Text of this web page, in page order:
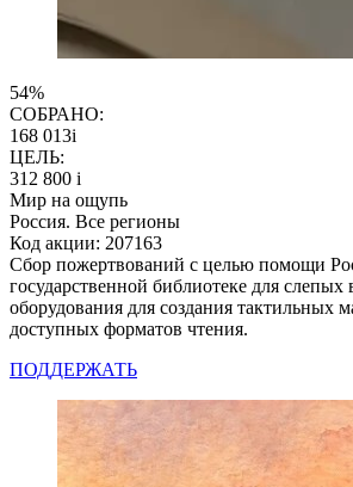
54%
СОБРАНО:
168 013i
ЦЕЛЬ:
312 800 i
Мир на ощупь
Россия. Все регионы
Код акции: 207163
Сбор пожертвований с целью помощи
государственной библиотеке для слепых
оборудования для создания тактильных
доступных форматов чтения.
ПОДДЕРЖАТЬ